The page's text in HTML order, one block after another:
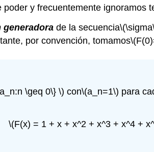
y frecuentemente ignoramos
generadora de la secuencia
por convención, tomamos
\geq 0\} \) con\(a_n=1\) para
\(F(x) = 1 + x + x^2 + x^3 + x^4 +